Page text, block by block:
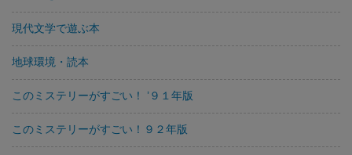
現代文学で遊ぶ本
地球環境・読本
このミステリーがすごい！ ’９１年版
このミステリーがすごい！９２年版